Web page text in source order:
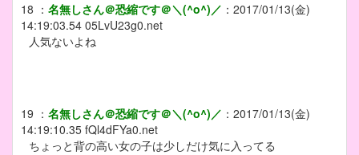
18 ： 名無しさん＠恐縮です＠＼(^o^)／ ： 2017/01/13(金)
14:19:03.54 05LvU23g0.net
人気ないよね
19 ： 名無しさん＠恐縮です＠＼(^o^)／ ： 2017/01/13(金)
14:19:10.35 fQl4dFYa0.net
ちょっと背の高い女の子は少しだけ気に入ってる